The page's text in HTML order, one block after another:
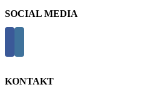
SOCIAL MEDIA
KONTAKT